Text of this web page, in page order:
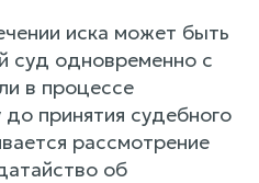
иска может быть
суд одновременно с
в процессе
принятия судебного
рассмотрение
об